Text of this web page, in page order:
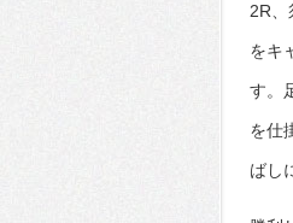
2R、
をキ
す。
を仕
ばし